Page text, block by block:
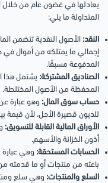
يعادلها في غضون عام من خلال
المتداولة ما يلي:
النقد: الأصول النقدية تتضمن
إجمالي ما يمتلكه من أموال في
المدفوعة مسبقًا.
الصناديق المشتركة: يشتمل هذا
المحفظة من الأصول المختلطة.
حساب سوق المال: وهو عبارة
للديون قصيرة الأجل، لأن قيمة
الأوراق المالية القابلة للتسويق:
أذون الخزانة والأسهم.
الحسابات المستحقة: وهي عبارة
باعته من منتجات أو ما قدمته
السلع والمنتجات: وهي سلع